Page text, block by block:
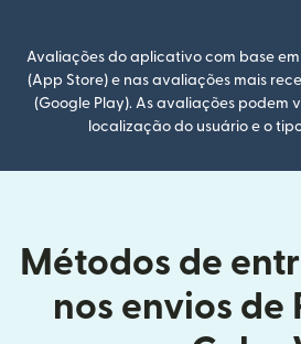
Avaliações do aplicativo com base
(App Store) e nas avaliações mais
(Google Play). As avaliações podem
localização do usuário e o
Métodos de
nos envios de